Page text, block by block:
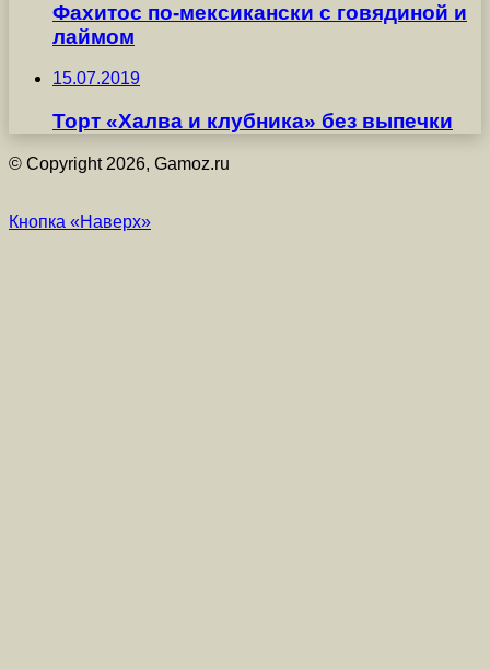
Фахитос по-мексикански с говядиной и
лаймом
15.07.2019
Торт «Халва и клубника» без выпечки
© Copyright 2026, Gamoz.ru
Кнопка «Наверх»